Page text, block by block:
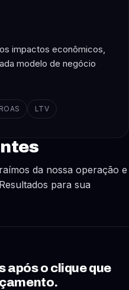
impactos econômicos,
modelo de negócio
ROAS LTV
da nossa operação e
para sua
após o clique que